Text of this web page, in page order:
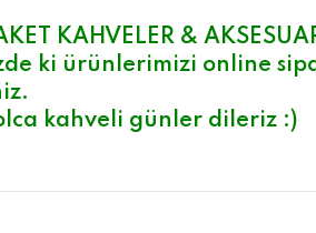
KAHVELER &
ki ürünlerimizi online
kahveli günler dileriz :)